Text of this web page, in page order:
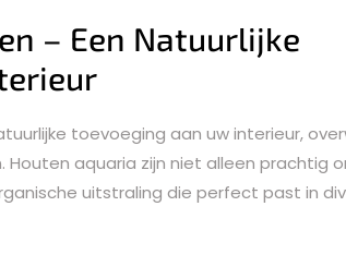
– Een Natuurlijke
toevoeging aan uw interieur,
aquaria zijn niet alleen prachtig
uitstraling die perfect past in